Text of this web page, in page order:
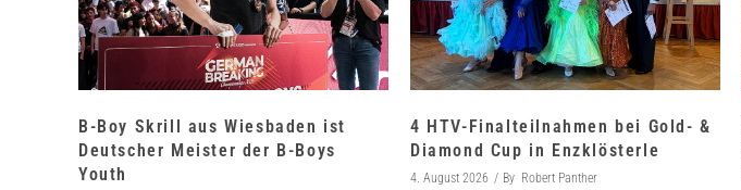
B-Boy Skrill aus Wiesbaden ist
Deutscher Meister der B-Boys
Youth
4 HTV-Finalteilnahmen bei Gold- &
Diamond Cup in Enzklösterle
4. August 2026 By Robert Panther